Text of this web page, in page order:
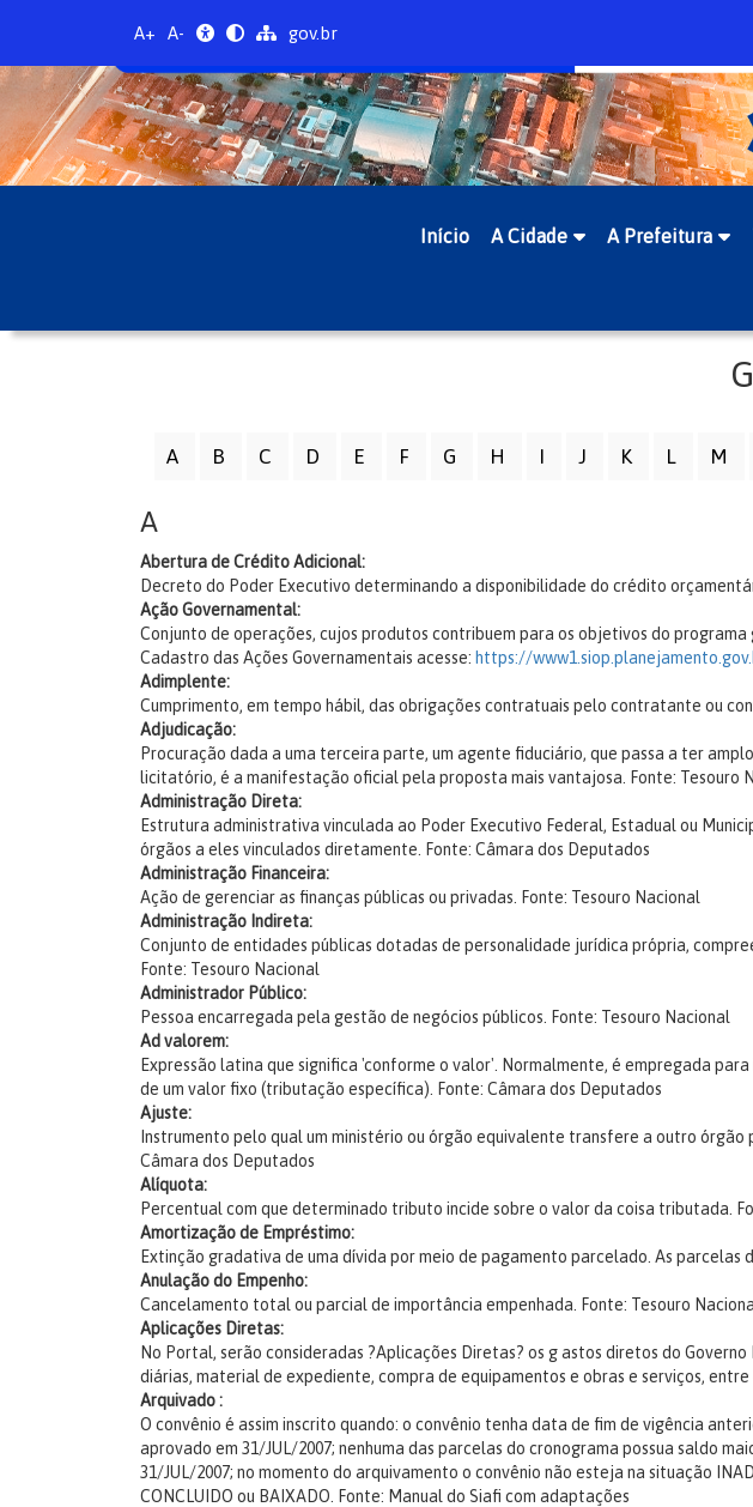
A+ A- gov.br
Início A Cidade A Prefeitura
A B C D E F G H I J K L M
A
Abertura de Crédito Adicional:
Decreto do Poder Executivo determinando a disponibilidade do crédito
Ação Governamental:
Conjunto de operações, cujos produtos contribuem para os objetivos do
Cadastro das Ações Governamentais acesse: https://
Adimplente:
Cumprimento, em tempo hábil, das obrigações contratuais pelo contratante ou
Adjudicação:
Procuração dada a uma terceira parte, um agente fiduciário, que passa a ter
licitatório, é a manifestação oficial pela proposta mais vantajosa.
Fonte: Tesouro
Administração Direta:
Estrutura administrativa vinculada ao Poder Executivo Federal, Estadual ou
órgãos a eles vinculados diretamente.
Fonte: Câmara dos Deputados
Administração Financeira:
Ação de gerenciar as finanças públicas ou privadas.
Fonte: Tesouro Nacional
Administração Indireta:
Conjunto de entidades públicas dotadas de personalidade jurídica própria,
Fonte: Tesouro Nacional
Administrador Público:
Pessoa encarregada pela gestão de negócios públicos.
Fonte: Tesouro Nacional
Ad valorem:
Expressão latina que significa 'conforme o valor'. Normalmente, é empregada
de um valor fixo (tributação específica).
Fonte: Câmara dos Deputados
Ajuste:
Instrumento pelo qual um ministério ou órgão equivalente transfere a outro
Câmara dos Deputados
Alíquota:
Percentual com que determinado tributo incide sobre o valor da coisa tributada.
Amortização de Empréstimo:
Extinção gradativa de uma dívida por meio de pagamento parcelado. As parcelas
Anulação do Empenho:
Cancelamento total ou parcial de importância empenhada.
Fonte: Tesouro
Aplicações Diretas:
No Portal, serão consideradas ?Aplicações Diretas? os g astos diretos do
diárias, material de expediente, compra de equipamentos e obras e serviços,
Arquivado :
O convênio é assim inscrito quando: o convênio tenha data de fim de vigência
aprovado em 31/JUL/2007; nenhuma das parcelas do cronograma possua saldo
31/JUL/2007; no momento do arquivamento o convênio não esteja na situação
CONCLUIDO ou BAIXADO.
Fonte: Manual do Siafi com adaptações